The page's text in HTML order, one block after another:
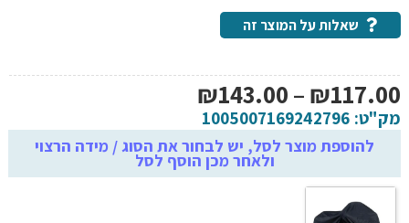
שאלות על המוצר זה
₪117.00
–
₪143.00
עד
מק"ט: 1005007169242796
להוספת מוצר לסל, יש לבחור את הסוג / מידה הרצוי
ולאחר מכן הוסף לסל